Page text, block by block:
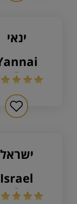
ינאי
yannai
ישראל
israel